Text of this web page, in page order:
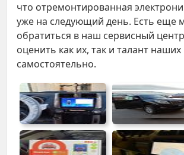
что отремонтированная
уже на следующий день. Есть еще
обратиться в наш сервисный
оценить как их, так и талант
самостоятельно.